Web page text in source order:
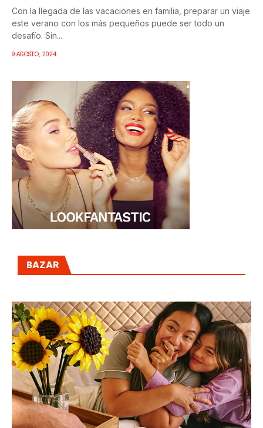
Con la llegada de las vacaciones en familia, preparar un viaje
este verano con los más pequeños puede ser todo un
desafío. Sin...
9 AGOSTO, 2024
BAZAR